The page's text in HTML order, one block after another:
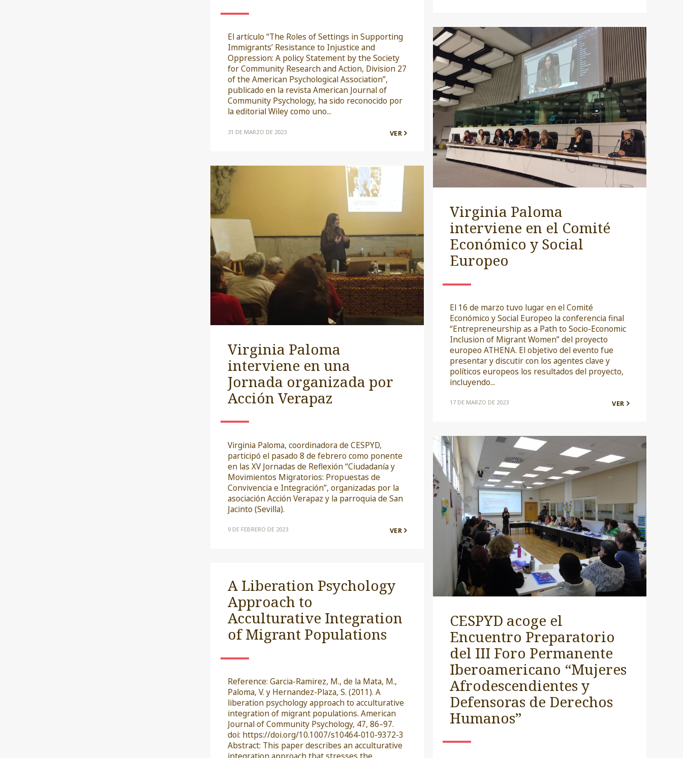
El artículo “The Roles of Settings in Supporting
Immigrants’ Resistance to Injustice and
Oppression: A policy Statement by the Society
for Community Research and Action, Division 27
of the American Psychological Association”,
publicado en la revista American Journal of
Community Psychology, ha sido reconocido por
la editorial Wiley como uno...
31 DE MARZO DE 2023 VER
Virginia Paloma
interviene en el Comité
Económico y Social
Europeo
El 16 de marzo tuvo lugar en el Comité
Económico y Social Europeo la conferencia final
“Entrepreneurship as a Path to Socio-Economic
Inclusion of Migrant Women” del proyecto
europeo ATHENA. El objetivo del evento fue
presentar y discutir con los agentes clave y
políticos europeos los resultados del proyecto,
incluyendo...
17 DE MARZO DE 2023 VER
Virginia Paloma
interviene en una
Jornada organizada por
Acción Verapaz
Virginia Paloma, coordinadora de CESPYD,
participó el pasado 8 de febrero como ponente
en las XV Jornadas de Reflexión “Ciudadanía y
Movimientos Migratorios: Propuestas de
Convivencia e Integración”, organizadas por la
asociación Acción Verapaz y la parroquia de San
Jacinto (Sevilla).
9 DE FEBRERO DE 2023 VER
CESPYD acoge el
Encuentro Preparatorio
del III Foro Permanente
Iberoamericano “Mujeres
Afrodescendientes y
Defensoras de Derechos
Humanos”
A Liberation Psychology
Approach to
Acculturative Integration
of Migrant Populations
Reference: Garcia-Ramirez, M., de la Mata, M.,
Paloma, V. y Hernandez-Plaza, S. (2011). A
liberation psychology approach to acculturative
integration of migrant populations. American
Journal of Community Psychology, 47, 86–97.
doi: https://doi.org/10.1007/s10464-010-9372-3
Abstract: This paper describes an acculturative